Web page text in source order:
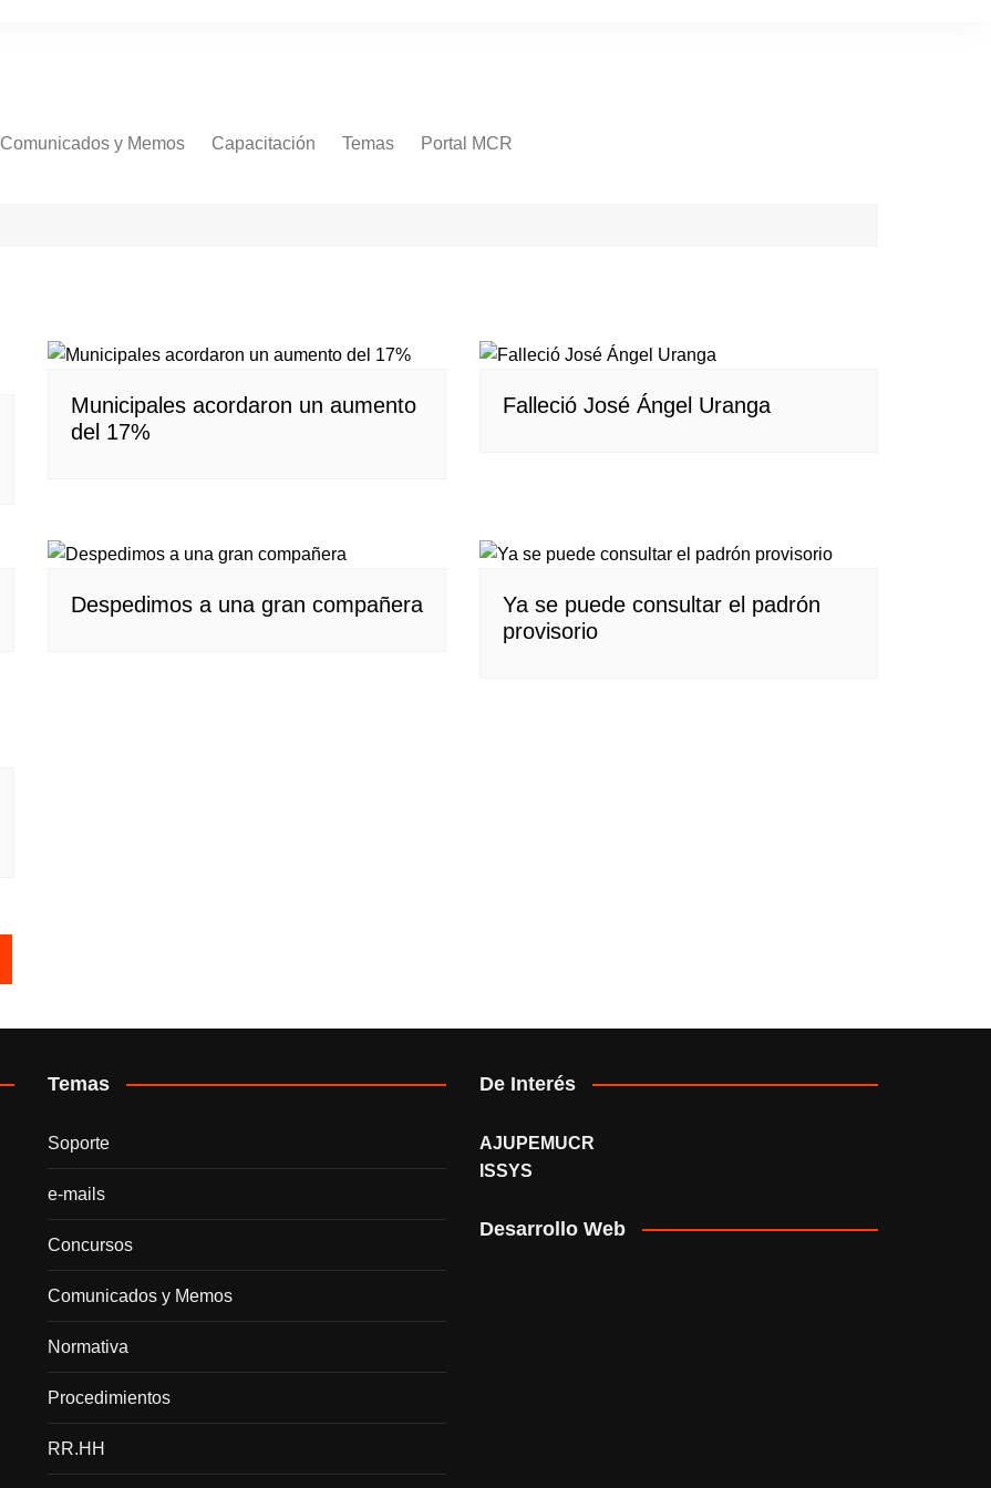
Comunicados y Memos Capacitación Temas
Servicios
Portal MCR
Municipales acordaron un aumento
del 17%
Falleció José Ángel Uranga
Despedimos a una gran compañera
Ya se puede consultar el padrón
provisorio
Temas
Soporte
e-mails
Concursos
Comunicados y Memos
Normativa
Procedimientos
RR.HH
De Interés
AJUPEMUCR
ISSYS
Desarrollo Web